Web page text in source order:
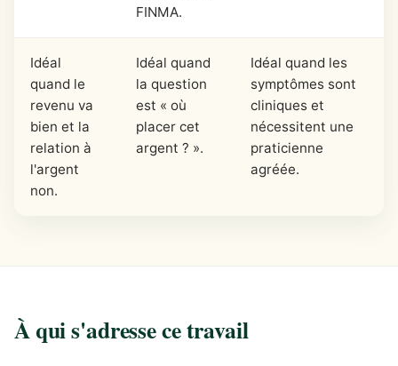
FINMA.
Idéal
quand le
revenu va
bien et la
relation à
l'argent
non.
Idéal quand
la question
est « où
placer cet
argent ? ».
Idéal quand les
symptômes sont
cliniques et
nécessitent une
praticienne
agréée.
À qui s'adresse ce travail